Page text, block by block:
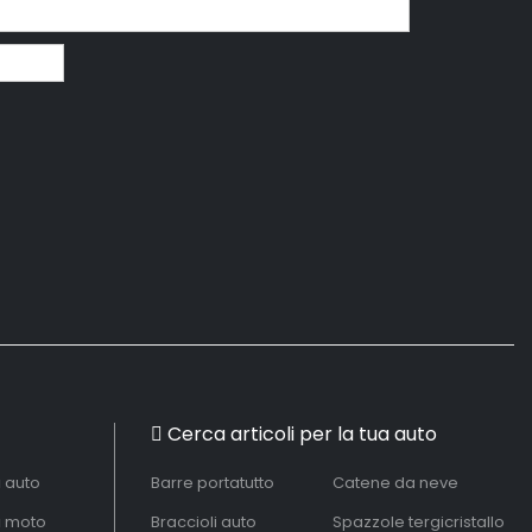
auto
moto
Cerca articoli per la tua auto
Barre portatutto
Braccioli auto
Catene da neve
Spazzole tergicristallo